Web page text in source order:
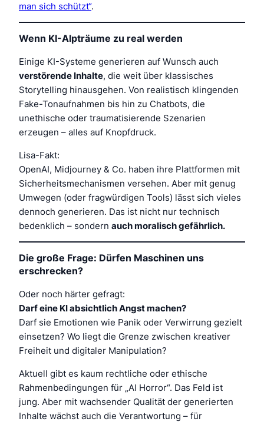
man sich schützt“.
Wenn KI-Alpträume zu real werden
Einige KI-Systeme generieren auf Wunsch auch
verstörende Inhalte, die weit über klassisches
Storytelling hinausgehen. Von realistisch klingenden
Fake-Tonaufnahmen bis hin zu Chatbots, die
unethische oder traumatisierende Szenarien
erzeugen – alles auf Knopfdruck.
Lisa-Fakt:
OpenAI, Midjourney & Co. haben ihre Plattformen mit
Sicherheitsmechanismen versehen. Aber mit genug
Umwegen (oder fragwürdigen Tools) lässt sich vieles
dennoch generieren. Das ist nicht nur technisch
bedenklich – sondern auch moralisch gefährlich.
Die große Frage: Dürfen Maschinen uns
erschrecken?
Oder noch härter gefragt:
Darf eine KI absichtlich Angst machen?
Darf sie Emotionen wie Panik oder Verwirrung gezielt
einsetzen? Wo liegt die Grenze zwischen kreativer
Freiheit und digitaler Manipulation?
Aktuell gibt es kaum rechtliche oder ethische
Rahmenbedingungen für „AI Horror“. Das Feld ist
jung. Aber mit wachsender Qualität der generierten
Inhalte wächst auch die Verantwortung – für